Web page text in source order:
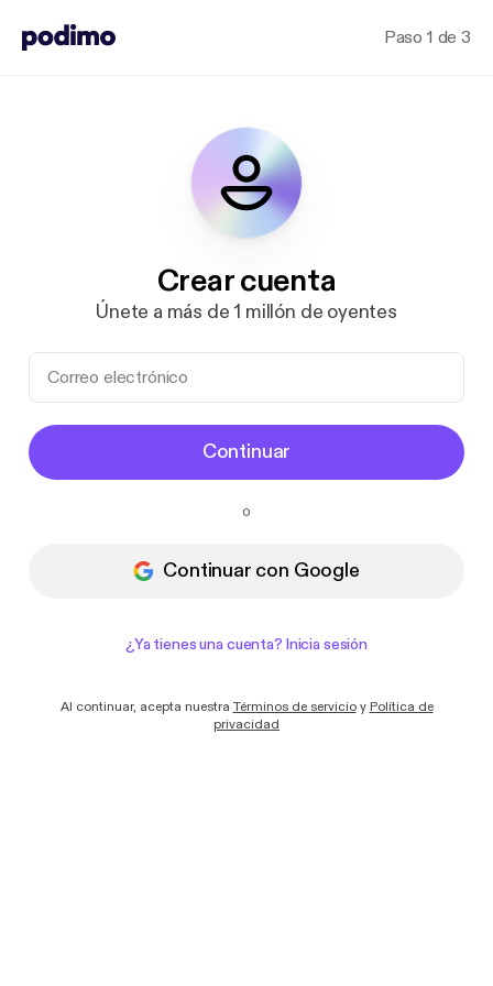
Paso 1 de 3
Crear cuenta
Únete a más de 1 millón de oyentes
Continuar
o
Continuar con Google
¿Ya tienes una cuenta? Inicia sesión
Al continuar, acepta nuestra Términos de servicio y Política de
privacidad